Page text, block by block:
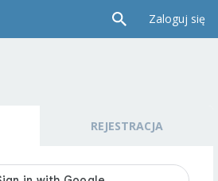
Zaloguj się
REJESTRACJA